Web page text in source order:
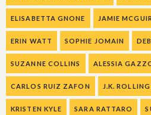
ELISABETTA GNONE JAMIE
ERIN WATT SOPHIE JOMAIN
SUZANNE COLLINS ALESSIA
CARLOS RUIZ ZAFON J.K. ROLLING
KRISTEN KYLE SARA RATTARO